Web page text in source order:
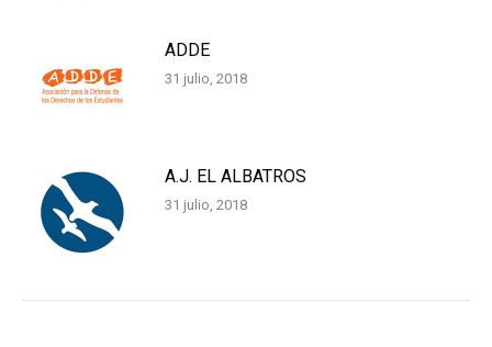
ADDE
31 julio, 2018
A.J. EL ALBATROS
31 julio, 2018